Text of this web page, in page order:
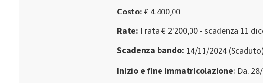
Costo € 4.400,00
Rate I rata € 2'200,00 - scadenza 11
Scadenza bando 14/11/2024 (Scaduto)
Inizio e fine immatricolazione Dal